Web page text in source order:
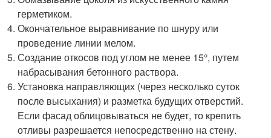
герметиком.
Окончательное выравнивание по шнуру или
проведение линии мелом.
Создание откосов под углом не менее 15°, путем
набрасывания бетонного раствора.
Установка направляющих (через несколько суток
после высыхания) и разметка будущих отверстий.
Если фасад облицовываться не будет, то крепить
отливы разрешается непосредственно на стену.